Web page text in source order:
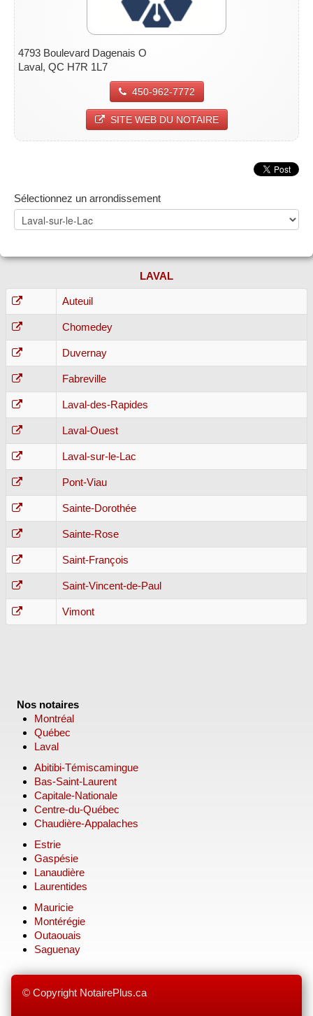
4793 Boulevard Dagenais O
Laval, QC H7R 1L7
450-962-7772
SITE WEB DU NOTAIRE
Sélectionnez un arrondissement
LAVAL
Auteuil
Chomedey
Duvernay
Fabreville
Laval-des-Rapides
Laval-Ouest
Laval-sur-le-Lac
Pont-Viau
Sainte-Dorothée
Sainte-Rose
Saint-François
Saint-Vincent-de-Paul
Vimont
Nos notaires
Montréal
Québec
Laval
Abitibi-Témiscamingue
Bas-Saint-Laurent
Capitale-Nationale
Centre-du-Québec
Chaudière-Appalaches
Estrie
Gaspésie
Lanaudière
Laurentides
Mauricie
Montérégie
Outaouais
Saguenay
© Copyright NotairePlus.ca